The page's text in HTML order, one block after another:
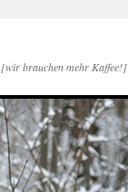
[wir brauchen mehr Kaffee!]